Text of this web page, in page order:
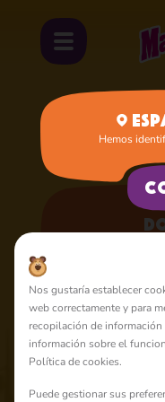
Condiciones de
https://
Hemos
Nos gustaría establecer
web correctamente y para
recopilación de
información sobre el
Política de cookies.
Puede gestionar sus